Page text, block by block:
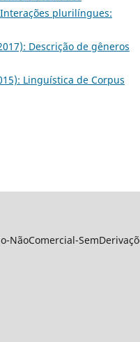
plurilíngues:
Descrição de gêneros
Linguística de Corpus
NãoComercial-